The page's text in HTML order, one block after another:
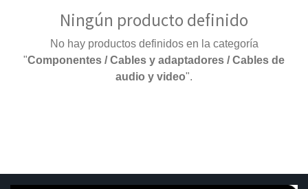
Ningún producto definido
No hay productos definidos en la categoría
"Componentes / Cables y adaptadores / Cables de
audio y video".